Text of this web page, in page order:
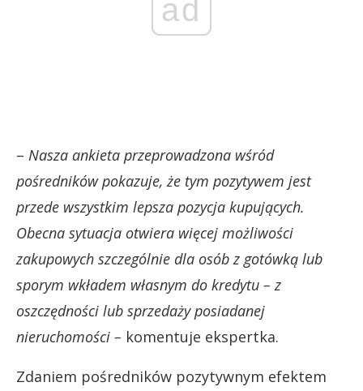
ad
– Nasza ankieta przeprowadzona wśród
pośredników pokazuje, że tym pozytywem jest
przede wszystkim lepsza pozycja kupujących.
Obecna sytuacja otwiera więcej możliwości
zakupowych szczególnie dla osób z gotówką lub
sporym wkładem własnym do kredytu – z
oszczędności lub sprzedaży posiadanej
nieruchomości – komentuje ekspertka.
Zdaniem pośredników pozytywnym efektem